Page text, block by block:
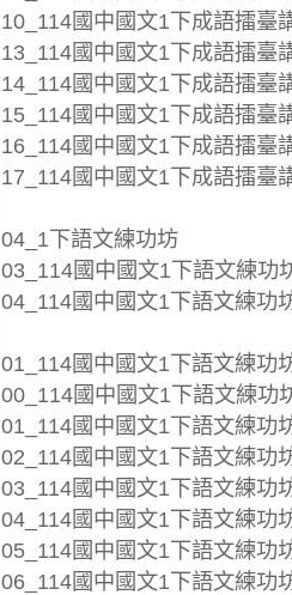
10_114國中國文1下成語擂臺
13_114國中國文1下成語擂臺
14_114國中國文1下成語擂臺
15_114國中國文1下成語擂臺
16_114國中國文1下成語擂臺
17_114國中國文1下成語擂臺
04_1下語文練功坊
03_114國中國文1下語文練功
04_114國中國文1下語文練功
01_114國中國文1下語文練功
00_114國中國文1下語文練功
01_114國中國文1下語文練功
02_114國中國文1下語文練功
03_114國中國文1下語文練功
04_114國中國文1下語文練功
05_114國中國文1下語文練功
06_114國中國文1下語文練功